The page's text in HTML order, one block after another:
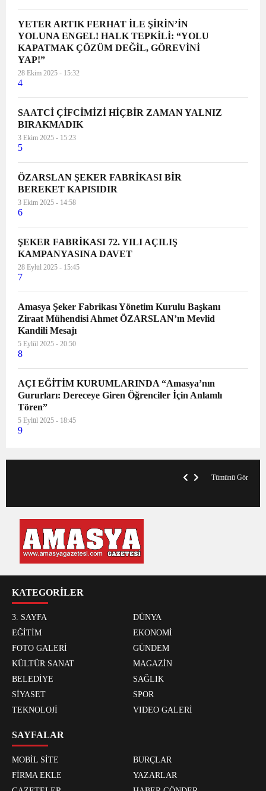
YETER ARTIK FERHAT İLE ŞİRİN’İN
YOLUNA ENGEL! HALK TEPKİLİ: “YOLU
KAPATMAK ÇÖZÜM DEĞİL, GÖREVİNİ
YAP!”
28 Ekim 2025 - 15:32
4
SAATCİ ÇİFCİMİZİ HİÇBİR ZAMAN YALNIZ
BIRAKMADIK
3 Ekim 2025 - 15:23
5
ÖZARSLAN ŞEKER FABRİKASI BİR
BEREKET KAPISIDIR
3 Ekim 2025 - 14:58
6
ŞEKER FABRİKASI 72. YILI AÇILIŞ
KAMPANYASINA DAVET
28 Eylül 2025 - 15:45
7
Amasya Şeker Fabrikası Yönetim Kurulu Başkanı
Ziraat Mühendisi Ahmet ÖZARSLAN’ın Mevlid
Kandili Mesajı
5 Eylül 2025 - 20:50
8
AÇI EĞİTİM KURUMLARINDA “Amasya’nın
Gururları: Dereceye Giren Öğrenciler İçin Anlamlı
Tören”
5 Eylül 2025 - 18:45
9
Tümünü Gör
KATEGORİLER
3. SAYFA
DÜNYA
EĞİTİM
EKONOMİ
FOTO GALERİ
GÜNDEM
KÜLTÜR SANAT
MAGAZİN
BELEDİYE
SAĞLIK
SİYASET
SPOR
TEKNOLOJİ
VIDEO GALERİ
SAYFALAR
MOBİL SİTE
BURÇLAR
FİRMA EKLE
YAZARLAR